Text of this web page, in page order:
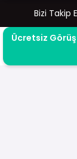
Bizi Takip
Ücretsiz Görüş